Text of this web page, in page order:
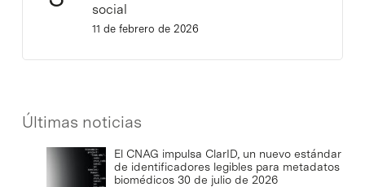
social
11 de febrero de 2026
Últimas noticias
El CNAG impulsa ClarID, un nuevo estándar
de identificadores legibles para metadatos
biomédicos 30 de julio de 2026